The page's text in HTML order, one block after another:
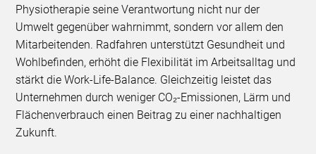
Physiotherapie seine Verantwortung nicht nur der
Umwelt gegenüber wahrnimmt, sondern vor allem den
Mitarbeitenden. Radfahren unterstützt Gesundheit und
Wohlbefinden, erhöht die Flexibilität im Arbeitsalltag und
stärkt die Work-Life-Balance. Gleichzeitig leistet das
Unternehmen durch weniger CO₂-Emissionen, Lärm und
Flächenverbrauch einen Beitrag zu einer nachhaltigen
Zukunft.